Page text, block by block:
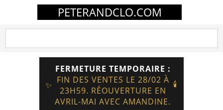
PETERANDCLO.COM
✨
FERMETURE TEMPORAIRE :
FIN DES VENTES LE 28/02 À
23H59. RÉOUVERTURE EN
AVRIL-MAI AVEC AMANDINE.
🕯️